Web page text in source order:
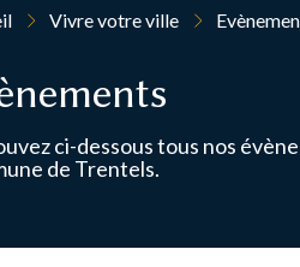
Vivre votre ville
ci-dessous tous nos
de Trentels.